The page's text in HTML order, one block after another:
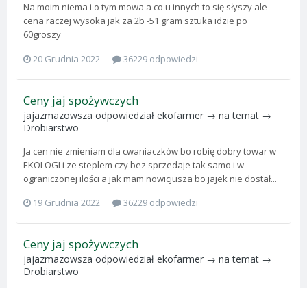
Na moim niema i o tym mowa a co u innych to się słyszy ale
cena raczej wysoka jak za 2b -51 gram sztuka idzie po
60groszy
20 Grudnia 2022
36229 odpowiedzi
Ceny jaj spożywczych
jajazmazowsza odpowiedział ekofarmer → na temat →
Drobiarstwo
Ja cen nie zmieniam dla cwaniaczków bo robię dobry towar w
EKOLOGI i ze steplem czy bez sprzedaje tak samo i w
ograniczonej ilości a jak mam nowicjusza bo jajek nie dostał...
19 Grudnia 2022
36229 odpowiedzi
Ceny jaj spożywczych
jajazmazowsza odpowiedział ekofarmer → na temat →
Drobiarstwo